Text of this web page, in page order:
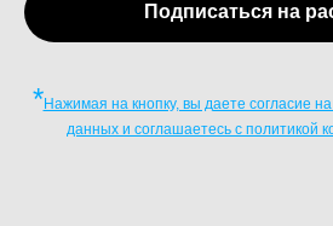
Подписаться на
*Нажимая на кнопку, вы даете согласие
данных и соглашаетесь c политикой